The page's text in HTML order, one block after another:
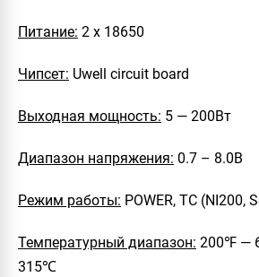
Питание: 2 х 18650
Чипсет: Uwell circuit board
Выходная мощность: 5 — 200Вт
Диапазон напряжения: 0.7 – 8.0В
Режим работы: POWER, TC (NI200,
Температурный диапазон: 200℉ —
315℃